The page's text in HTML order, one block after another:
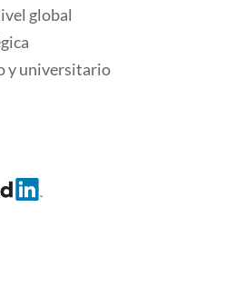
global
y universitario